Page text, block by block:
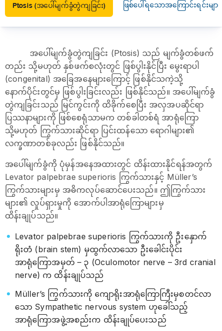
Ptosis (အပေါ်မျက်ခွံတွဲကျခြင်း) ဖြစ်ပေါ်ရသောအကြောင်းရင်းများ
အပေါ်မျက်ခွံတွဲကျခြင်း (Ptosis) သည် မျက်ခွံတစ်ဖက်
တည်း သို့မဟုတ် နှစ်ဖက်စလုံးတွင် ဖြစ်ပွါးနိုင်ပြီး မွေးရာပါ
(congenital) အခြေအနေများကြောင့် ဖြစ်နိုင်သကဲ့သို့
နောက်ပိုင်းတွင်မှ ဖြစ်ပွါးခြင်းလည်း ဖြစ်နိုင်သည်။ အပေါ်မျက်ခွံ
တွဲကျခြင်းသည် မြင်ကွင်းကို ထိခိုက်စေပြီး အလှအပဆိုင်ရာ
ပြဿနာများကို ဖြစ်စေရုံသာမက တစ်ခါတစ်ရံ အာရုံကြော
သို့မဟုတ် ကြွက်သားဆိုင်ရာ ပြင်းထန်သော ရောဂါများ၏
လက္ခဏာတစ်ခုလည်း ဖြစ်နိုင်သည်။
အပေါ်မျက်ခွံကို ပုံမှန်အနေအထားတွင် ထိန်းထားနိုင်ရန်အတွက်
Levator palpebrae superioris ကြွက်သားနှင့် Müller’s
ကြွက်သားများမှ အဓိကလုပ်ဆောင်ပေးသည်။ ဤကြွက်သား
များ၏ လှုပ်ရှားမှုကို အောက်ပါအာရုံကြောများမှ
ထိန်းချုပ်သည်။
Levator palpebrae superioris ကြွက်သားကို ဦးနှောက်
ရိုးတံ (brain stem) မှထွက်လာသော ဦးခေါင်းပိုင်း
အာရုံကြောအမှတ် – ၃ (Oculomotor nerve – 3rd cranial
nerve) က ထိန်းချုပ်သည်
Müller’s ကြွက်သားကို ကျောရိုးအာရုံကြောကြီးမှစတင်လာ
သော Sympathetic nervous system ဟုခေါ်သည့်
အာရုံကြောအဖွဲ့အစည်းက ထိန်းချုပ်ပေးသည်